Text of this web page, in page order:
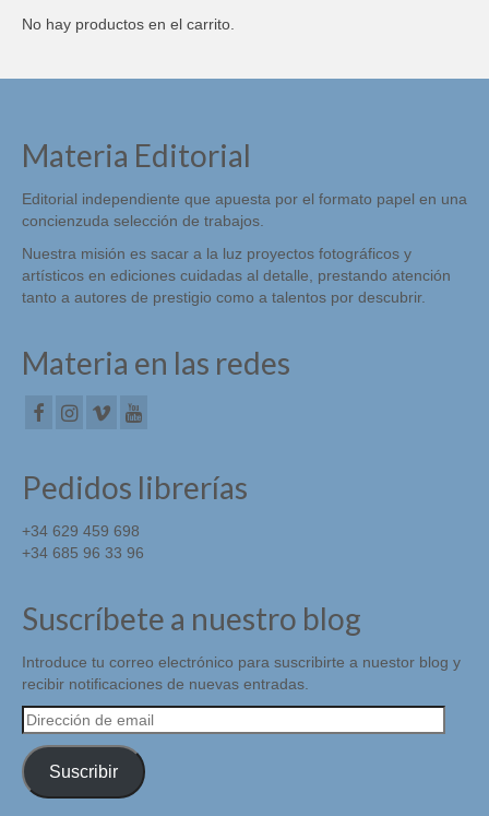
No hay productos en el carrito.
Materia Editorial
Editorial independiente que apuesta por el formato papel en una
concienzuda selección de trabajos.
Nuestra misión es sacar a la luz proyectos fotográficos y
artísticos en ediciones cuidadas al detalle, prestando atención
tanto a autores de prestigio como a talentos por descubrir.
Materia en las redes
Pedidos librerías
+34 629 459 698
+34 685 96 33 96
Suscríbete a nuestro blog
Introduce tu correo electrónico para suscribirte a nuestor blog y
recibir notificaciones de nuevas entradas.
Dirección
de
email
Suscribir